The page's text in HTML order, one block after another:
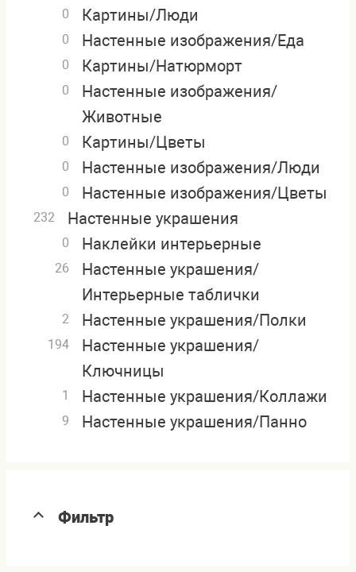
0 Картины/Люди
0 Настенные изображения/Еда
0 Картины/Натюрморт
0
Настенные изображения/
Животные
0 Картины/Цветы
0 Настенные изображения/Люди
0 Настенные изображения/Цветы
232 Настенные украшения
0 Наклейки интерьерные
26
Настенные украшения/
Интерьерные таблички
2 Настенные украшения/Полки
194
Настенные украшения/
Ключницы
1 Настенные украшения/Коллажи
9 Настенные украшения/Панно
Фильтр